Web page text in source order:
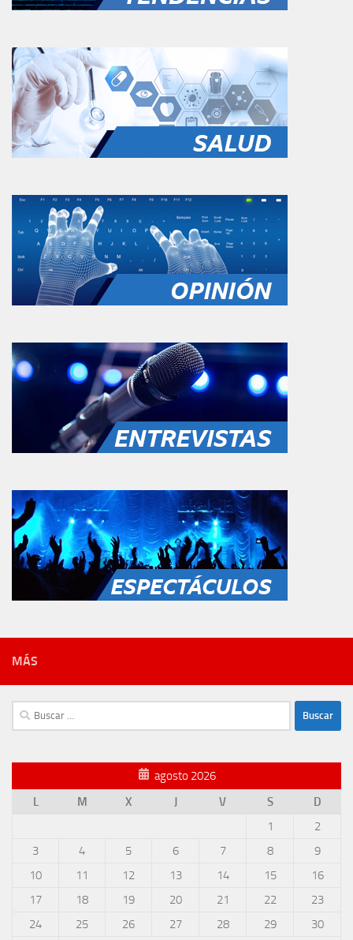
MÁS
Buscar:
agosto 2026
L
M X J V S
D
1
2
3
4 5 6 7 8
9
10
11 12 13 14 15
16
17
18 19 20 21 22
23
24
25 26 27 28 29
30